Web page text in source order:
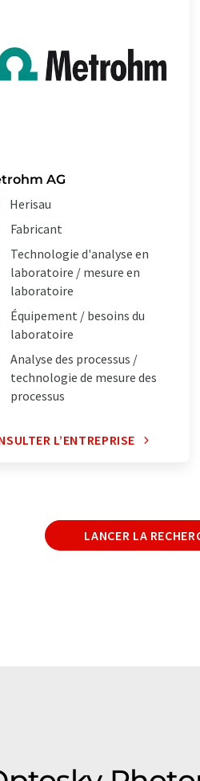
AG
Herisau
Fabricant
Technologie d'analyse en
laboratoire / mesure en
laboratoire
Équipement / besoins du
laboratoire
Analyse des processus /
technologie de mesure des
processus
L’ENTREPRISE
LANCER LA